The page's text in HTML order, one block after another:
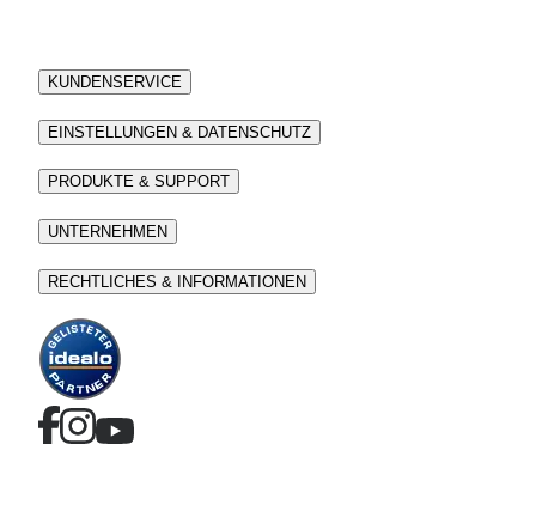
KUNDENSERVICE
EINSTELLUNGEN & DATENSCHUTZ
PRODUKTE & SUPPORT
UNTERNEHMEN
RECHTLICHES & INFORMATIONEN